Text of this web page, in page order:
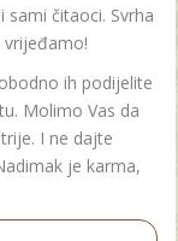
čitaoci. Svrha
vrijeđamo!
ih podijelite
Molimo Vas da
I ne dajte
je karma,